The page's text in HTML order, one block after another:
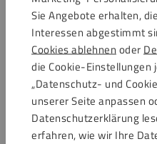
Sie Angebote erhalten,
Interessen abgestimmt
Cookies ablehnen oder
die Cookie-Einstellungen
„Datenschutz- und
unserer Seite anpassen
Datenschutzerklärung
erfahren, wie wir Ihre
Polycarbonat 8mm
Möchten Sie eine
zuschneiden lassen? Geben
Maße und Wunschform
Zuschnittskonfigurator ein.
Dicke etwa 10 % abweichen
Bestellung schnell